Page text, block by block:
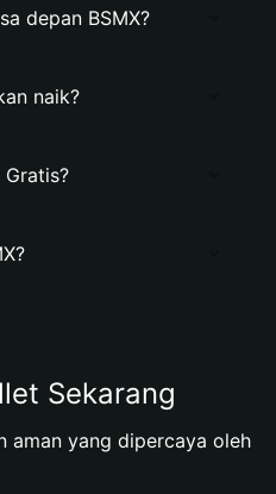
depan BSMX?
naik?
Sekarang
yang dipercaya oleh